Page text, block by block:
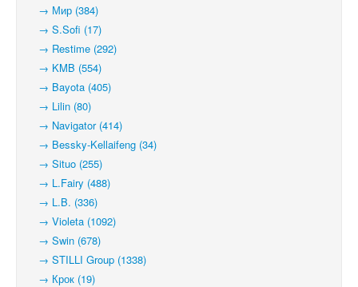
→ Мир (384)
→ S.Sofi (17)
→ Restime (292)
→ KMB (554)
→ Bayota (405)
→ Lilin (80)
→ Navigator (414)
→ Bessky-Kellaifeng (34)
→ Situo (255)
→ L.Fairy (488)
→ L.B. (336)
→ Violeta (1092)
→ Swin (678)
→ STILLI Group (1338)
→ Крок (19)